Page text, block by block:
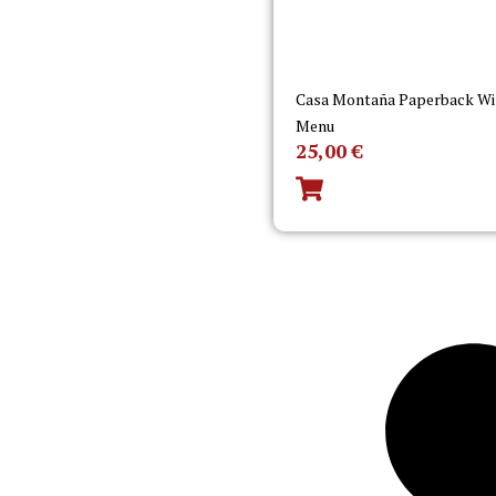
Casa Montaña Paperback
Menu
25,00€